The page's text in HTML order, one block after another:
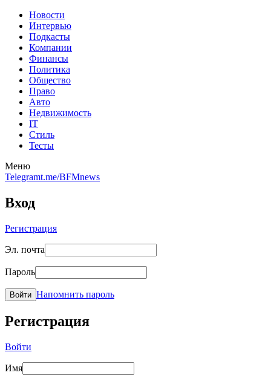
Новости
Интервью
Подкасты
Компании
Финансы
Политика
Общество
Право
Авто
Недвижимость
IT
Стиль
Тесты
Меню
Telegramt.me/BFMnews
Вход
Регистрация
Эл. почта
Пароль
Войти Напомнить пароль
Регистрация
Войти
Имя